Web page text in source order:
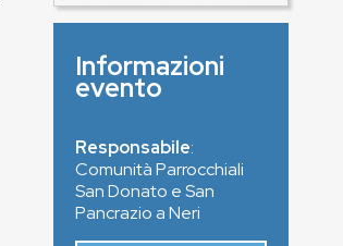
Informazioni
evento
Responsabile:
Comunità Parrocchiali
San Donato e San
Pancrazio a Neri